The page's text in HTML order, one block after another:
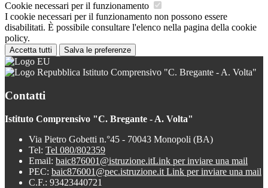
Cookie necessari per il funzionamento
I cookie necessari per il funzionamento non possono essere
disabilitati. È possibile consultare l'elenco nella pagina della cookie
policy.
Accetta tutti Salva le preferenze
Istituto Comprensivo "C. Bregante - A. Volta"
Contatti
Istituto Comprensivo "C. Bregante - A. Volta"
Via Pietro Gobetti n.°45 - 70043 Monopoli (BA)
Tel: Tel 080/802359
Email: baic876001@istruzione.itLink per inviare una mail
PEC: baic876001@pec.istruzione.it Link per inviare una mail
C.F.: 93423440721